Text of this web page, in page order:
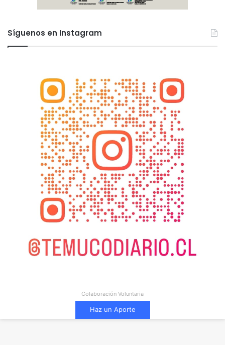
Síguenos en Instagram
Colaboración Voluntaria
Haz un Aporte